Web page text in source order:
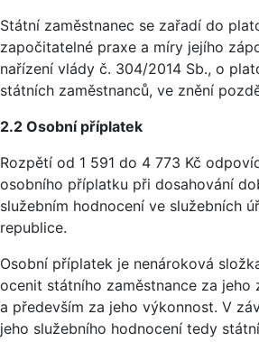
Státní zaměstnanec se zařadí do
započitatelné praxe a míry jejího
nařízení vlády č. 304/2014 Sb., o
státních zaměstnanců, ve znění
2.2 Osobní příplatek
Rozpětí od 1 591 do 4 773 Kč
osobního příplatku při dosahování
služebním hodnocení ve služebních
republice.
Osobní příplatek je nenároková
ocenit státního zaměstnance za jeho
a především za jeho výkonnost. V
jeho služebního hodnocení tedy